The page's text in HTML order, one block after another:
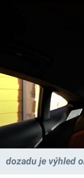
dozadu je výhled